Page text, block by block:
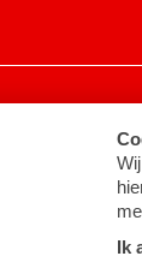
instellingen